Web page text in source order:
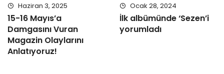
Haziran 3, 2025
15-16 Mayıs’a
Damgasını Vuran
Magazin Olaylarını
Anlatıyoruz!
Ocak 28, 2024
İlk albümünde ‘Sezen’i
yorumladı